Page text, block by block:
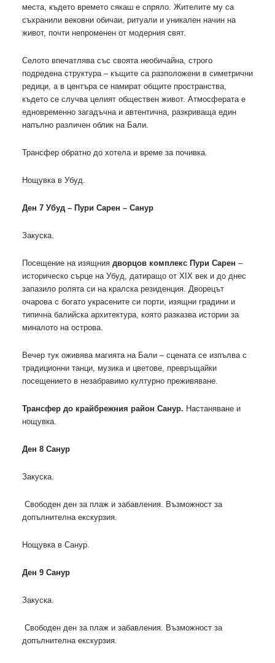
места, където времето сякаш е спряло. Жителите му са
съхранили вековни обичаи, ритуали и уникален начин на
живот, почти непроменен от модерния свят.
Селото впечатлява със своята необичайна, строго
подредена структура – къщите са разположени в симетрични
редици, а в центъра се намират общите пространства,
където се случва целият обществен живот. Атмосферата е
едновременно загадъчна и автентична, разкриваща един
напълно различен облик на Бали.
Трансфер обратно до хотела и време за почивка.
Нощувка в Убуд.
Ден 7 Убуд – Пури Сарен – Санур
Закуска.
Посещение на изящния дворцов комплекс Пури Сарен –
историческо сърце на Убуд, датиращо от XIX век и до днес
запазило ролята си на кралска резиденция. Дворецът
очарова с богато украсените си порти, изящни градини и
типична балийска архитектура, която разказва истории за
миналото на острова.
Вечер тук оживява магията на Бали – сцената се изпълва с
традиционни танци, музика и цветове, превръщайки
посещението в незабравимо културно преживяване.
Трансфер до крайбрежния район Санур. Настаняване и
нощувка.
Ден 8 Санур
Закуска.
Свободен ден за плаж и забавления. Възможност за
допълнителна екскурзия.
Нощувка в Санур.
Ден 9 Санур
Закуска.
Свободен ден за плаж и забавления. Възможност за
допълнителна екскурзия.